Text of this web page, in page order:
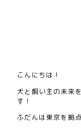
こんにちは！
犬と飼い主の未来
す！
ふだんは東京を拠